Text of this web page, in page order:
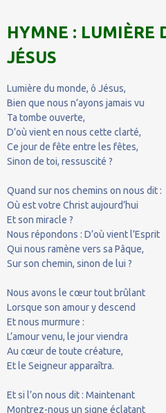
HYMNE : LUMIÈRE
JÉSUS
Lumière du monde, ô Jésus,
Bien que nous n’ayons jamais vu
Ta tombe ouverte,
D’où vient en nous cette clarté,
Ce jour de fête entre les fêtes,
Sinon de toi, ressuscité ?
Quand sur nos chemins on nous dit :
Où est votre Christ aujourd’hui
Et son miracle ?
Nous répondons : D’où vient l’Esprit
Qui nous ramène vers sa Pâque,
Sur son chemin, sinon de lui ?
Nous avons le cœur tout brûlant
Lorsque son amour y descend
Et nous murmure :
L’amour venu, le jour viendra
Au cœur de toute créature,
Et le Seigneur apparaîtra.
Et si l’on nous dit : Maintenant
Montrez-nous un signe éclatant